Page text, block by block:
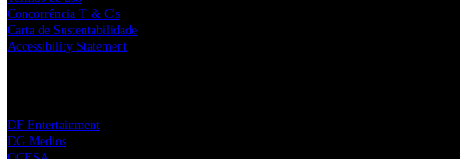
Concorrência T & C's
Carta de Sustentabilidade
Accessibility Statement
DF Entertainment
DG Medios